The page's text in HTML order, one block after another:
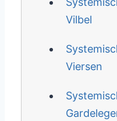
Vilbel
Viersen